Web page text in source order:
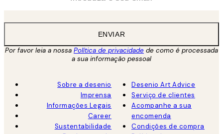
ENVIAR
Por favor leia a nossa Política de privacidade de como é processada
a sua informação pessoal
Sobre a desenio
Imprensa
Informações Legais
Career
Sustentabilidade
Desenio Art Advice
Serviço de clientes
Acompanhe a sua
encomenda
Condições de compra